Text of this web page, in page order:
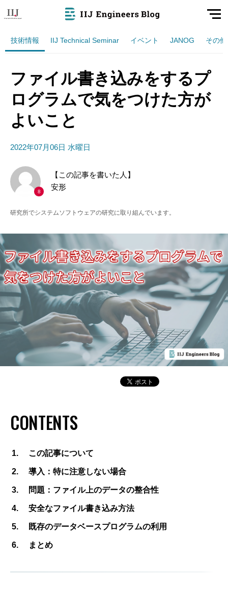
技術情報 IIJ Technical Seminar イベント JANOG その他
ファイル書き込みをするプ
ログラムで気をつけた方が
よいこと
2022年07月06日 水曜日
8
【この記事を書いた人】
安形
研究所でシステムソフトウェアの研究に取り組んでいます。
CONTENTS
この記事について
導入：特に注意しない場合
問題：ファイル上のデータの整合性
安全なファイル書き込み方法
既存のデータベースプログラムの利用
まとめ